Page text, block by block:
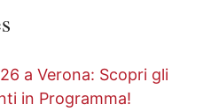
a Verona: Scopri gli
in Programma!